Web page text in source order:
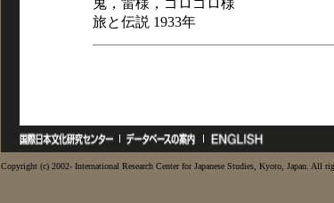
鬼，雷様，ゴロゴロ様
旅と伝説 1933年
Copyright (c) 2002- International Research Center for Japanese Studies, Kyoto, Japan. All